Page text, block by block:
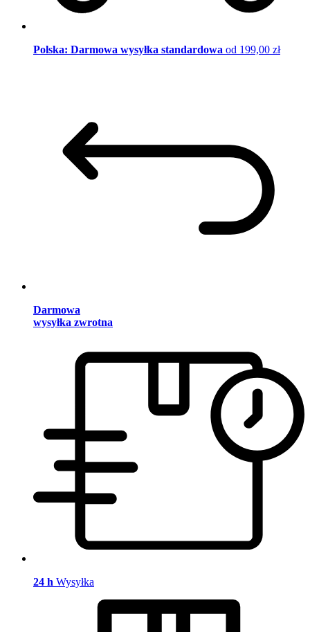
Polska: Darmowa wysyłka standardowa od 199,00 zł
Darmowa
wysyłka zwrotna
24 h Wysyłka